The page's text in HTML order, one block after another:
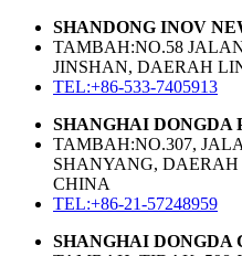
SHANDONG INOV
TAMBAH:NO.58
JINSHAN, DAERAH
TEL:+86-533-7405913
SHANGHAI DONGDA
TAMBAH:NO.307,
SHANYANG,
CHINA
TEL:+86-21-57248959
SHANGHAI DONGDA